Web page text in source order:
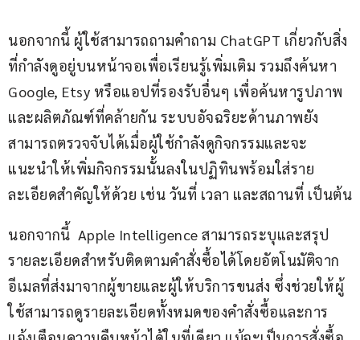
นอกจากนี้ ผู้ใช้สามารถถามคำถาม ChatGPT เกี่ยวกับสิ่ง
ที่กำลังดูอยู่บนหน้าจอเพื่อเรียนรู้เพิ่มเติม รวมถึงค้นหา
Google, Etsy หรือแอปที่รองรับอื่นๆ เพื่อค้นหารูปภาพ
และผลิตภัณฑ์ที่คล้ายกัน ระบบอัจฉริยะด้านภาพยัง
สามารถตรวจจับได้เมื่อผู้ใช้กำลังดูกิจกรรมและจะ
แนะนำให้เพิ่มกิจกรรมนั้นลงในปฏิทินพร้อมใส่ราย
ละเอียดสำคัญให้ด้วย เช่น วันที่ เวลา และสถานที่ เป็นต้น
นอกจากนี้  Apple Intelligence สามารถระบุและสรุป
รายละเอียดสำหรับติดตามคำสั่งซื้อได้โดยอัตโนมัติจาก
อีเมลที่ส่งมาจากผู้ขายและผู้ให้บริการขนส่ง ซึ่งช่วยให้ผู้
ใช้สามารถดูรายละเอียดทั้งหมดของคำสั่งซื้อและการ